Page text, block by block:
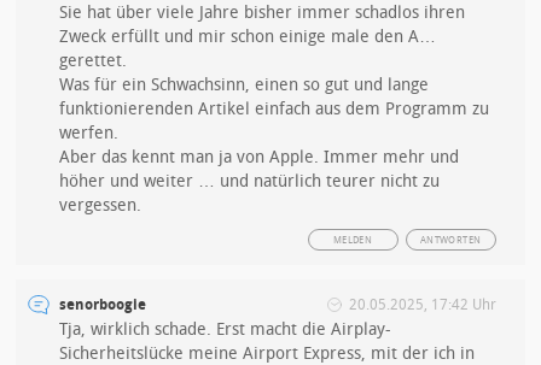
Sie hat über viele Jahre bisher immer schadlos ihren
Zweck erfüllt und mir schon einige male den A…
gerettet.
Was für ein Schwachsinn, einen so gut und lange
funktionierenden Artikel einfach aus dem Programm zu
werfen.
Aber das kennt man ja von Apple. Immer mehr und
höher und weiter … und natürlich teurer nicht zu
vergessen.
ANTWORTEN
MELDEN
senorboogie 20.05.2025, 17:42 Uhr
Tja, wirklich schade. Erst macht die Airplay-
Sicherheitslücke meine Airport Express, mit der ich in